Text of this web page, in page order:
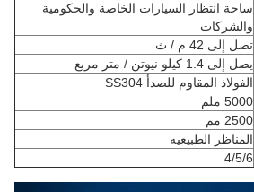
ساحة انتظار السيارات الخاصة والحكومية
والشركات
تصل إلى 42 م / ث
يصل إلى 1.4 كيلو نيوتن / متر مربع
الفولاذ المقاوم للصدأ SS304
5000 ملم
2500 مم
المناظر الطبيعيه
4/5/6